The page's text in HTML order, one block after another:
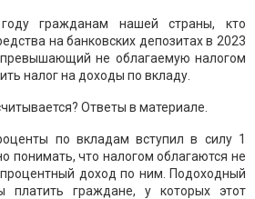
гражданам нашей страны, кто
на банковских депозитах в 2023
не облагаемую налогом
налог на доходы по вкладу.
Ответы в материале.
по вкладам вступил в силу 1
понимать, что налогом облагаются не
доход по ним. Подоходный
граждане, у которых этот